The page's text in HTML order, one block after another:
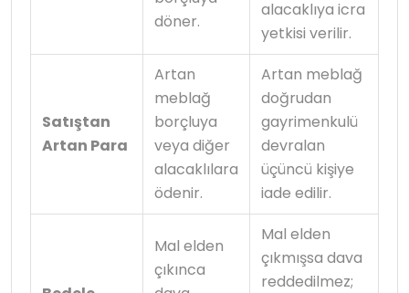
döner.
alacaklıya icra
yetkisi verilir.
Satıştan
Artan Para
Artan
meblağ
borçluya
veya diğer
alacaklılara
ödenir.
Artan meblağ
doğrudan
gayrimenkulü
devralan
üçüncü kişiye
iade edilir.
Mal elden
çıkınca
Mal elden
çıkmışsa dava
reddedilmez;